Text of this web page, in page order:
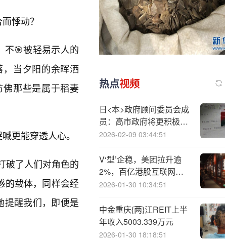
悸动？
不🎯被轻易示人的
当夕阳的余晖洒
那些是属于稻妻
更能穿透人心。
破了人们对角色的
的载体，同样会经
提醒我们，即便是
热点视频
日<本>政府顾问委员会成
员：高市政府将更积极地
干预外汇市场
2026-02-09 03:44:51
V‘型’企稳，美团拉升逾
2%，百亿港股互联网
ETF（513770）溢价高
元
2026-01-30 10:34:51
中金重庆{两}江REIT上半
年收入5003.339万元
2026-01-30 18:18:51